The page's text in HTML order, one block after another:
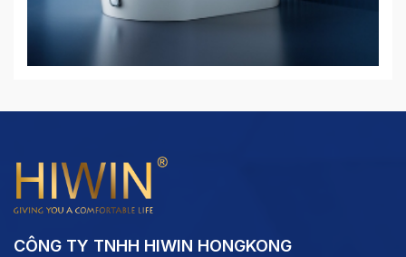
CÔNG TY TNHH HIWIN HONGKONG